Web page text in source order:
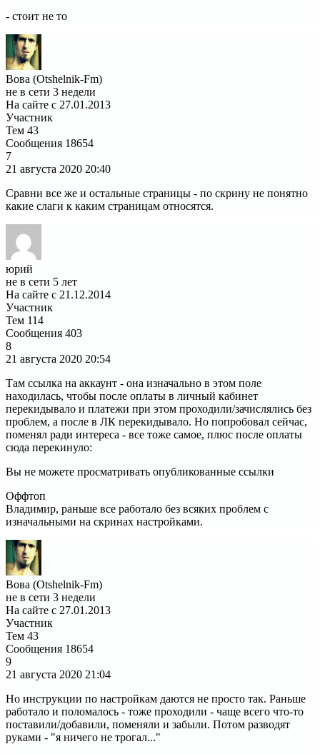
- стоит не то
Вова (Otshelnik-Fm)
не в сети 3 недели
На сайте с 27.01.2013
Участник
Тем 43
Сообщения 18654
7
21 августа 2020 20:40
Сравни все же и остальные страницы - по скрину не понятно
какие слаги к каким страницам относятся.
юрий
не в сети 5 лет
На сайте с 21.12.2014
Участник
Тем 114
Сообщения 403
8
21 августа 2020 20:54
Там ссылка на аккаунт - она изначально в этом поле
находилась, чтобы после оплаты в личный кабинет
перекидывало и платежи при этом проходили/зачислялись без
проблем, а после в ЛК перекидывало. Но попробовал сейчас,
поменял ради интереса - все тоже самое, плюс после оплаты
сюда перекинуло:
Вы не можете просматривать опубликованные ссылки
Оффтоп
Владимир, раньше все работало без всяких проблем с
изначальными на скринах настройками.
Вова (Otshelnik-Fm)
не в сети 3 недели
На сайте с 27.01.2013
Участник
Тем 43
Сообщения 18654
9
21 августа 2020 21:04
Но инструкции по настройкам даются не просто так. Раньше
работало и поломалось - тоже проходили - чаще всего что-то
поставили/добавили, поменяли и забыли. Потом разводят
руками - "я ничего не трогал..."